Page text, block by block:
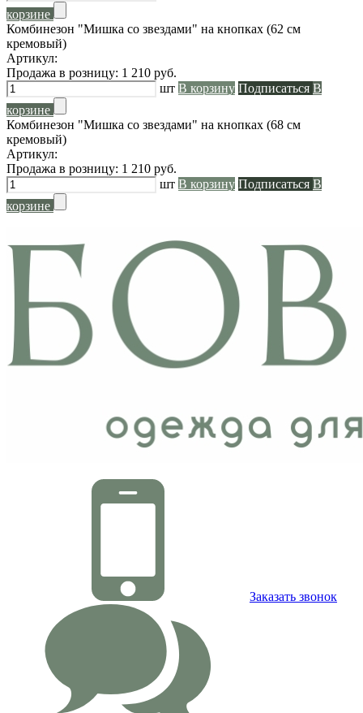
корзине
Комбинезон "Мишка со звездами" на кнопках (62 см
кремовый)
Артикул:
Продажа в розницу: 1 210 руб.
шт В корзину Подписаться В
корзине
Комбинезон "Мишка со звездами" на кнопках (68 см
кремовый)
Артикул:
Продажа в розницу: 1 210 руб.
шт В корзину Подписаться В
корзине
Заказать звонок